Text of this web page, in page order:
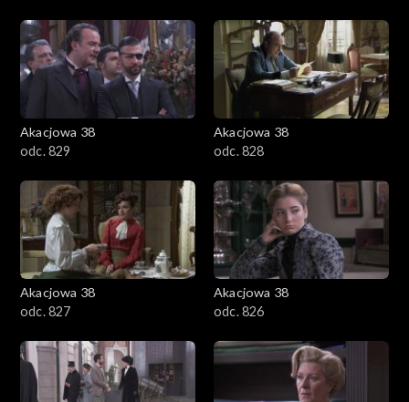
Akacjowa 38
odc. 829
Akacjowa 38
odc. 828
Akacjowa 38
odc. 827
Akacjowa 38
odc. 826